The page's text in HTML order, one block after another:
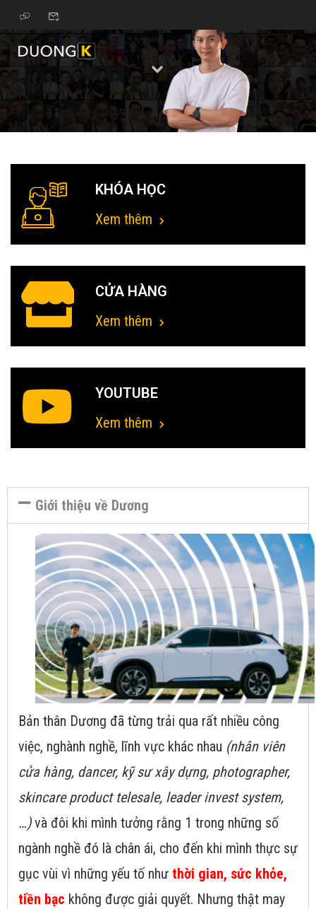
KHÓA HỌC
Xem thêm
CỬA HÀNG
Xem thêm
YOUTUBE
Xem thêm
Giới thiệu về Dương
Bản thân Dương đã từng trải qua rất nhiều công
việc, nghành nghề, lĩnh vực khác nhau (nhân viên
cửa hàng, dancer, kỹ sư xây dựng, photographer,
skincare product telesale, leader invest system,
…)và đôi khi mình tưởng rằng 1 trong những số
ngành nghề đó là chân ái, cho đến khi mình thực sự
gục vùi vì những yếu tố như thời gian, sức khỏe,
tiền bạc không được giải quyết. Nhưng thật may